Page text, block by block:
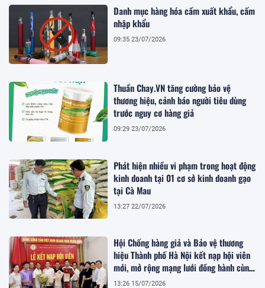
Danh mục hàng hóa cấm xuất khẩu, cấm
nhập khẩu
09:35 23/07/2026
Thuần Chay.VN tăng cường bảo vệ
thương hiệu, cảnh báo người tiêu dùng
trước nguy cơ hàng giả
09:29 23/07/2026
Phát hiện nhiều vi phạm trong hoạt động
kinh doanh tại 01 cơ sở kinh doanh gạo
tại Cà Mau
13:27 22/07/2026
Hội Chống hàng giả và Bảo vệ thương
hiệu Thành phố Hà Nội kết nạp hội viên
mới, mở rộng mạng lưới đồng hành cùng
doanh nghiệp
13:26 15/07/2026